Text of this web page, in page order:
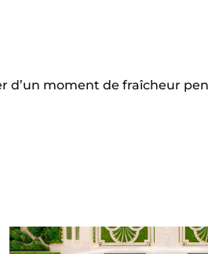
d’un moment de fraîcheur